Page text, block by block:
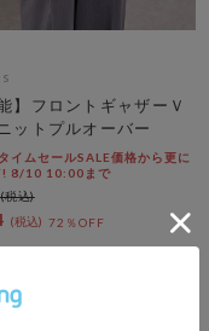
】フロントギャザーＶ
ットプルオーバー
イムセールSALE価格から更に
8/10 10:00まで
72％OFF